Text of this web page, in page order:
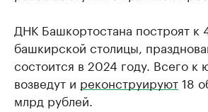
ДНК Башкортостана построят к
башкирской столицы,
состоится в 2024 году. Всего
возведут и реконструируют18
млрд рублей.